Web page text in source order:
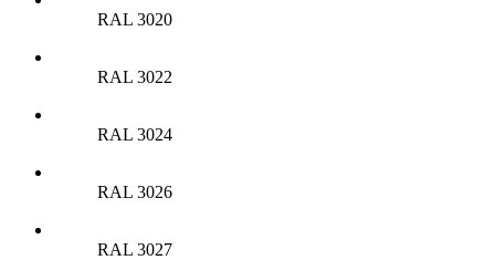
RAL 3020
RAL 3022
RAL 3024
RAL 3026
RAL 3027